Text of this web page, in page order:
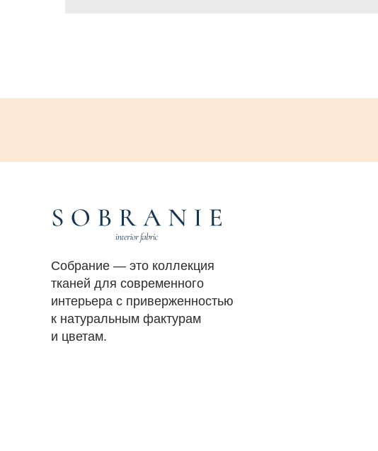
Собрание — это коллекция
тканей для современного
интерьера с приверженностью
к натуральным фактурам
и цветам.